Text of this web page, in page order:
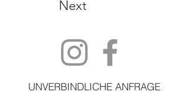
Next
UNVERBINDLICHE ANFRAGE